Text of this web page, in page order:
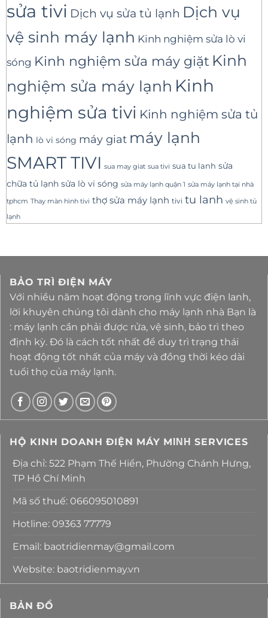
sửa tivi Dịch vụ sửa tủ lạnh Dịch vụ
vệ sinh máy lạnh Kinh nghiệm sửa lò vi
sóng Kinh nghiệm sửa máy giặt Kinh
nghiệm sửa máy lạnh Kinh
nghiệm sửa tivi Kinh nghiệm sửa tủ
lạnh lò vi sóng máy giat máy lạnh
SMART TIVI sua may giat sua tivi sua tu lanh sửa
chữa tủ lạnh sửa lò vi sóng sửa máy lạnh quận 1 sửa máy lạnh tại nhà
tphcm Thay màn hình tivi thợ sửa máy lạnh tivi tu lanh vệ sinh tủ
lạnh
BẢO TRÌ ĐIỆN MÁY
Với nhiều năm hoạt động trong lĩnh vực điện lanh,
lời khuyên chúng tôi dành cho máy lạnh nhà Bạn là
: máy lạnh cần phải được rửa, vệ sinh, bảo trì theo
định kỳ. Đó là cách tốt nhất để duy trì trạng thái
hoạt động tốt nhất của máy và đồng thời kéo dài
tuổi thọ của máy lạnh.
HỘ KINH DOANH ĐIỆN MÁY MΙΝΗ SERVICES
Địa chỉ: 522 Phạm Thế Hiển, Phường Chánh Hưng,
TP Hồ Chí Minh
Mã số thuế: 066095010891
Hotline: 09363 77779
Email: baotridienmay@gmail.com
Website: baotridienmay.vn
BẢN ĐỒ